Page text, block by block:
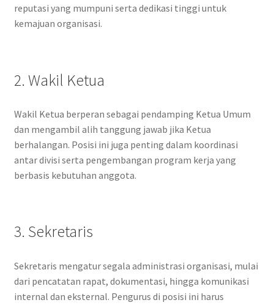
reputasi yang mumpuni serta dedikasi tinggi untuk
kemajuan organisasi.
2. Wakil Ketua
Wakil Ketua berperan sebagai pendamping Ketua Umum
dan mengambil alih tanggung jawab jika Ketua
berhalangan. Posisi ini juga penting dalam koordinasi
antar divisi serta pengembangan program kerja yang
berbasis kebutuhan anggota.
3. Sekretaris
Sekretaris mengatur segala administrasi organisasi, mulai
dari pencatatan rapat, dokumentasi, hingga komunikasi
internal dan eksternal. Pengurus di posisi ini harus